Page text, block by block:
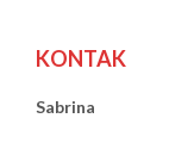
KONTAK
Sabrina